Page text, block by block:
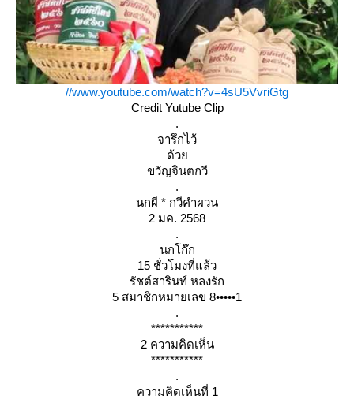
//www.youtube.com/watch?v=4sU5VvriGtg
Credit Yutube Clip
.
จารึกไว้
ด้ว
ขวัญจินตกวี
.
นกผี * กวีคำผวน
2 มค. 2568
.
นกโก๊ก
15 ชั่วโมงที่แล้ว
รัชต์สารินท์ หลงรัก
5 สมาชิกหมายเลข 8•••••1
.
***********
2 ความคิดเห็น
***********
.
ความคิดเห็นที่ 1